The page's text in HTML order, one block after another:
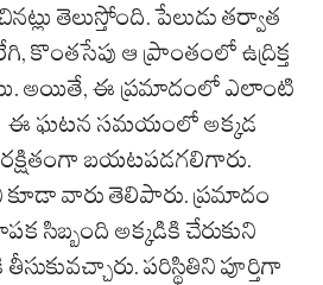
తెలుస్తోంది. పేలుడు తర్వాత
కొంతసేపు ఆ ప్రాంతంలో ఉద్రిక్త
అయితే, ఈ ప్రమాదంలో ఎలాంటి
ఈ ఘటన సమయంలో అక్కడ
బయటపడగలిగారు.
వారు తెలిపారు. ప్రమాదం
సిబ్బంది అక్కడికి చేరుకుని
పరిస్థితిని పూర్తిగా